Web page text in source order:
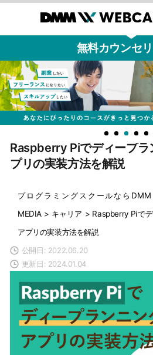
無料カウンセ
Raspberry Piでディープラ
プリの実装方法を解説
プログラミングスクールならDMM
MEDIA > キャリア > Raspberry Piで
アプリの実装方法を解説
公開日: 2022.06.20
更新日: 2024.01.04